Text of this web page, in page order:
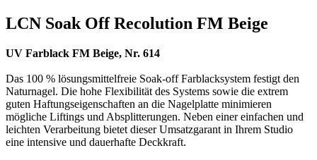
LCN Soak Off Recolution FM Beige
UV Farblack FM Beige, Nr. 614
Das 100 % lösungsmittelfreie Soak-off Farblacksystem festigt den
Naturnagel. Die hohe Flexibilität des Systems sowie die extrem
guten Haftungseigenschaften an die Nagelplatte minimieren
mögliche Liftings und Absplitterungen. Neben einer einfachen und
leichten Verarbeitung bietet dieser Umsatzgarant in Ihrem Studio
eine intensive und dauerhafte Deckkraft.